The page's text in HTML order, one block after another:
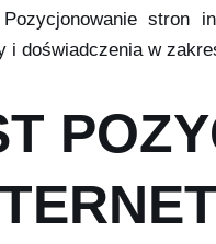
stron
i doświadczenia w